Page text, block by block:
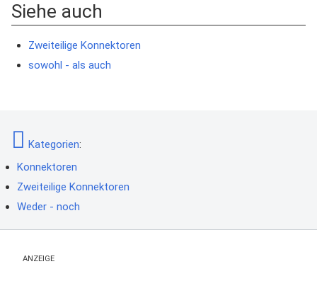
Siehe auch
Zweiteilige Konnektoren
sowohl - als auch
Kategorien:
Konnektoren
Zweiteilige Konnektoren
Weder - noch
ANZEIGE